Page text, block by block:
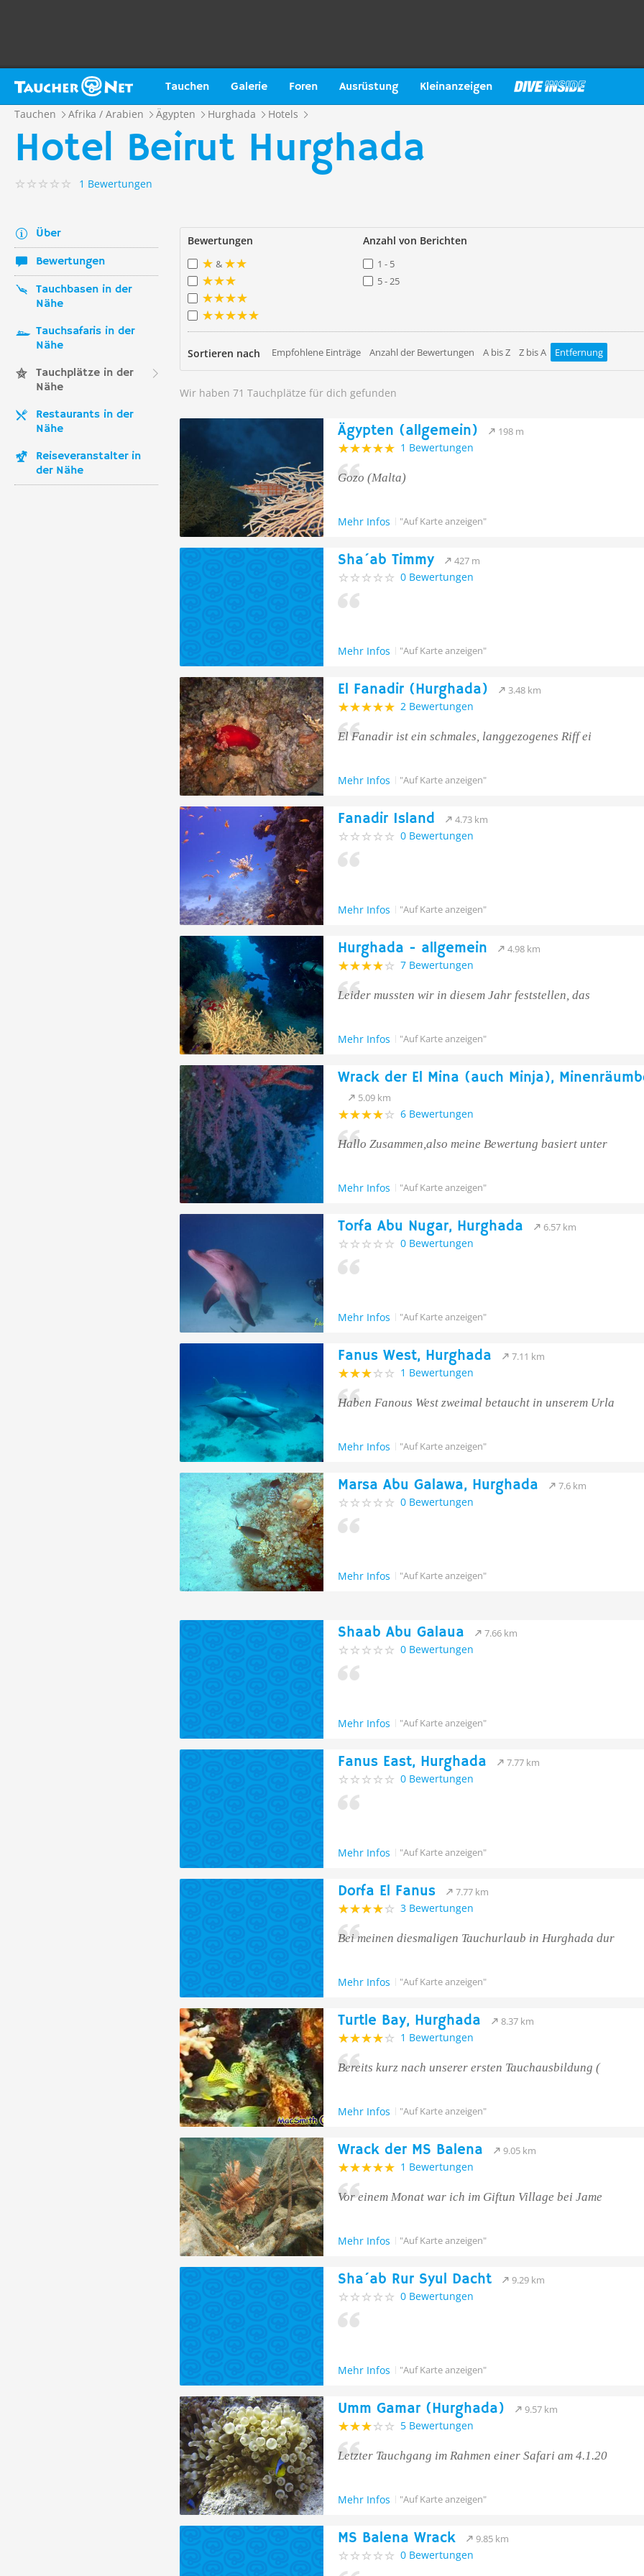
Tauchen Galerie Foren Ausrüstung Kleinanzeigen
Tauchen Afrika / Arabien Ägypten Hurghada Hotels
Hotel Beirut Hurghada
1 Bewertungen
Über
Bewertungen
Tauchbasen in der
Nähe
Tauchsafaris in der
Nähe
Tauchplätze in der
Nähe
Restaurants in der
Nähe
Reiseveranstalter in
der Nähe
Bewertungen
&
Anzahl von Berichten
1 - 5
5 - 25
Sortieren nach Empfohlene Einträge Anzahl der Bewertungen A bis Z Z bis A Entfernung
Wir haben 71 Tauchplätze für dich gefunden
Ägypten (allgemein) 198 m
1 Bewertungen
Gozo (Malta)
Mehr Infos "Auf Karte anzeigen"
Sha´ab Timmy 427 m
0 Bewertungen
Mehr Infos "Auf Karte anzeigen"
El Fanadir (Hurghada) 3.48 km
2 Bewertungen
El Fanadir ist ein schmales, langgezogenes Riff ei
Mehr Infos "Auf Karte anzeigen"
Fanadir Island 4.73 km
0 Bewertungen
Mehr Infos "Auf Karte anzeigen"
Hurghada - allgemein 4.98 km
7 Bewertungen
Leider mussten wir in diesem Jahr feststellen, das
Mehr Infos "Auf Karte anzeigen"
Wrack der El Mina (auch Minja),
5.09 km
6 Bewertungen
Hallo Zusammen,also meine Bewertung basiert unter
Mehr Infos "Auf Karte anzeigen"
Torfa Abu Nugar, Hurghada 6.57 km
0 Bewertungen
Mehr Infos "Auf Karte anzeigen"
Fanus West, Hurghada 7.11 km
1 Bewertungen
Haben Fanous West zweimal betaucht in unserem Urla
Mehr Infos "Auf Karte anzeigen"
Marsa Abu Galawa, Hurghada 7.6 km
0 Bewertungen
Mehr Infos "Auf Karte anzeigen"
Shaab Abu Galaua 7.66 km
0 Bewertungen
Mehr Infos "Auf Karte anzeigen"
Fanus East, Hurghada 7.77 km
0 Bewertungen
Mehr Infos "Auf Karte anzeigen"
Dorfa El Fanus 7.77 km
3 Bewertungen
Bei meinen diesmaligen Tauchurlaub in Hurghada dur
Mehr Infos "Auf Karte anzeigen"
Turtle Bay, Hurghada 8.37 km
1 Bewertungen
Bereits kurz nach unserer ersten Tauchausbildung (
Mehr Infos "Auf Karte anzeigen"
Wrack der MS Balena 9.05 km
1 Bewertungen
Vor einem Monat war ich im Giftun Village bei Jame
Mehr Infos "Auf Karte anzeigen"
Sha´ab Rur Syul Dacht 9.29 km
0 Bewertungen
Mehr Infos "Auf Karte anzeigen"
Umm Gamar (Hurghada) 9.57 km
5 Bewertungen
Letzter Tauchgang im Rahmen einer Safari am 4.1.20
Mehr Infos "Auf Karte anzeigen"
MS Balena Wrack 9.85 km
0 Bewertungen